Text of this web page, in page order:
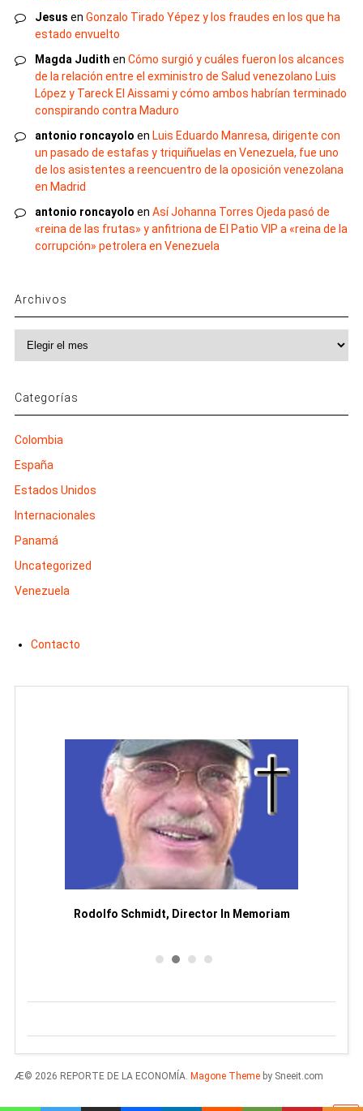
Jesus en Gonzalo Tirado Yépez y los fraudes en los que ha
estado envuelto
Magda Judith en Cómo surgió y cuáles fueron los alcances
de la relación entre el exministro de Salud venezolano Luis
López y Tareck El Aissami y cómo ambos habrían terminado
conspirando contra Maduro
antonio roncayolo en Luis Eduardo Manresa, dirigente con
un pasado de estafas y triquiñuelas en Venezuela, fue uno
de los asistentes a reencuentro de la oposición venezolana
en Madrid
antonio roncayolo en Así Johanna Torres Ojeda pasó de
«reina de las frutas» y anfitriona de El Patio VIP a «reina de la
corrupción» petrolera en Venezuela
Archivos
Categorías
Colombia
España
Estados Unidos
Internacionales
Panamá
Uncategorized
Venezuela
Contacto
Rodolfo Schmidt, Director In Memoriam
Æ© 2026 REPORTE DE LA ECONOMÍA. Magone Themeby Sneeit.com